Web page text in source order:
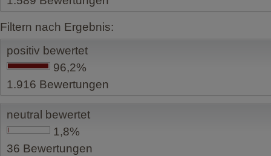
Filtern nach Ergebnis:
positiv bewertet
96,2%
1.916 Bewertungen
neutral bewertet
1,8%
36 Bewertungen